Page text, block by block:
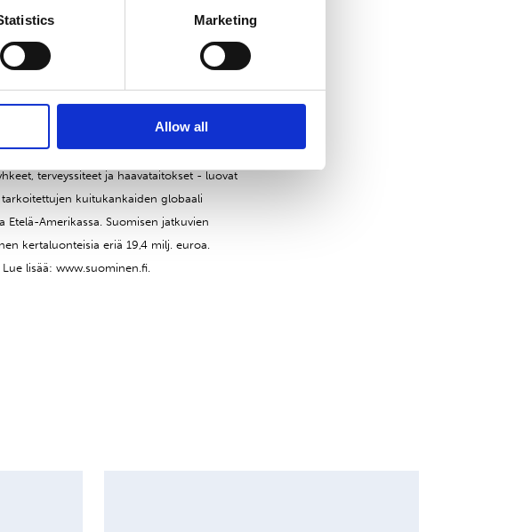
Marketing
Allow all
sekä terveydenhuollon sovelluksiin.
terveyssiteet ja haavataitokset - luovat
kuitukankaiden globaali
Amerikassa. Suomisen jatkuvien
kertaluonteisia eriä 19,4 milj. euroa.
lisää: www.suominen.fi.